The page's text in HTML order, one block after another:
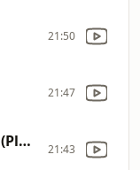
21:50
21:47
There Must Be An Angel (Playing With My Heart) 21:43